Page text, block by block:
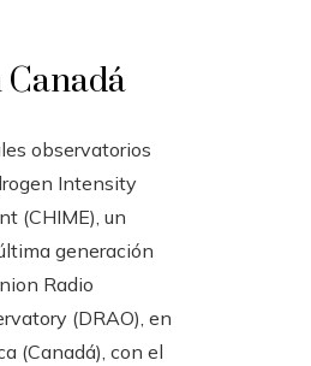
observatorios
Intensity
(CHIME), un
generación
Radio
(DRAO), en
(Canadá), con el